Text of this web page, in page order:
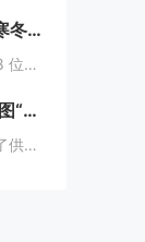
平遥牛肉集团“情系环卫工 寒冬暖人心”
近日，平遥牛肉集团向全县 768 位环卫工人捐赠了价值15万余元的保暖衣和保温杯。这一善举主要源于对环卫工人辛勤付出的由衷敬意。他们每日穿梭在平遥的大街小巷，无畏寒暑，为城市的整洁默默奉献，这种精神深深触动了平遥牛肉集团...
双厨狂喜！华莱士联名沧元图“破圈儿”二次元
2024年的连锁餐饮赛道，卷完了供应链、卷完了规模，开始卷起了营销和文化，而作为我国连锁快餐的龙头企业，华莱士无疑是最会玩儿的“玩家”之一。日前，华莱士联名沧元图，用国潮、国漫文化，破圈儿二次元，掀起了“华门信徒”和二次元粉丝的“双厨狂喜”...